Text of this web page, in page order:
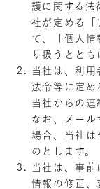
護に関する法
社が定める「
て、「個人情
り扱うととも
当社は、利
法令等に定め
当社からの連
なお、メール
場合、当社は
のとします。
当社は、事前
情報の修正、